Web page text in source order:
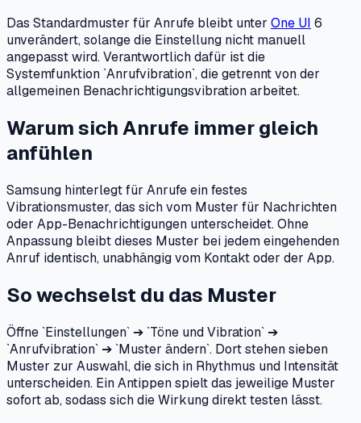
Das Standardmuster für Anrufe bleibt unter One UI 6
unverändert, solange die Einstellung nicht manuell
angepasst wird. Verantwortlich dafür ist die
Systemfunktion `Anrufvibration`, die getrennt von der
allgemeinen Benachrichtigungsvibration arbeitet.
Warum sich Anrufe immer gleich
anfühlen
Samsung hinterlegt für Anrufe ein festes
Vibrationsmuster, das sich vom Muster für Nachrichten
oder App-Benachrichtigungen unterscheidet. Ohne
Anpassung bleibt dieses Muster bei jedem eingehenden
Anruf identisch, unabhängig vom Kontakt oder der App.
So wechselst du das Muster
Öffne `Einstellungen` ➔ `Töne und Vibration` ➔
`Anrufvibration` ➔ `Muster ändern`. Dort stehen sieben
Muster zur Auswahl, die sich in Rhythmus und Intensität
unterscheiden. Ein Antippen spielt das jeweilige Muster
sofort ab, sodass sich die Wirkung direkt testen lässt.